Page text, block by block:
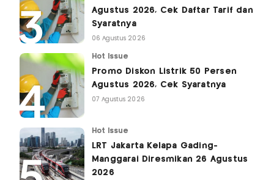
Agustus 2026, Cek Daftar Tarif dan
Syaratnya
06 Agustus 2026
Hot Issue
Promo Diskon Listrik 50 Persen
Agustus 2026, Cek Syaratnya
07 Agustus 2026
Hot Issue
LRT Jakarta Kelapa Gading-
Manggarai Diresmikan 26 Agustus
2026